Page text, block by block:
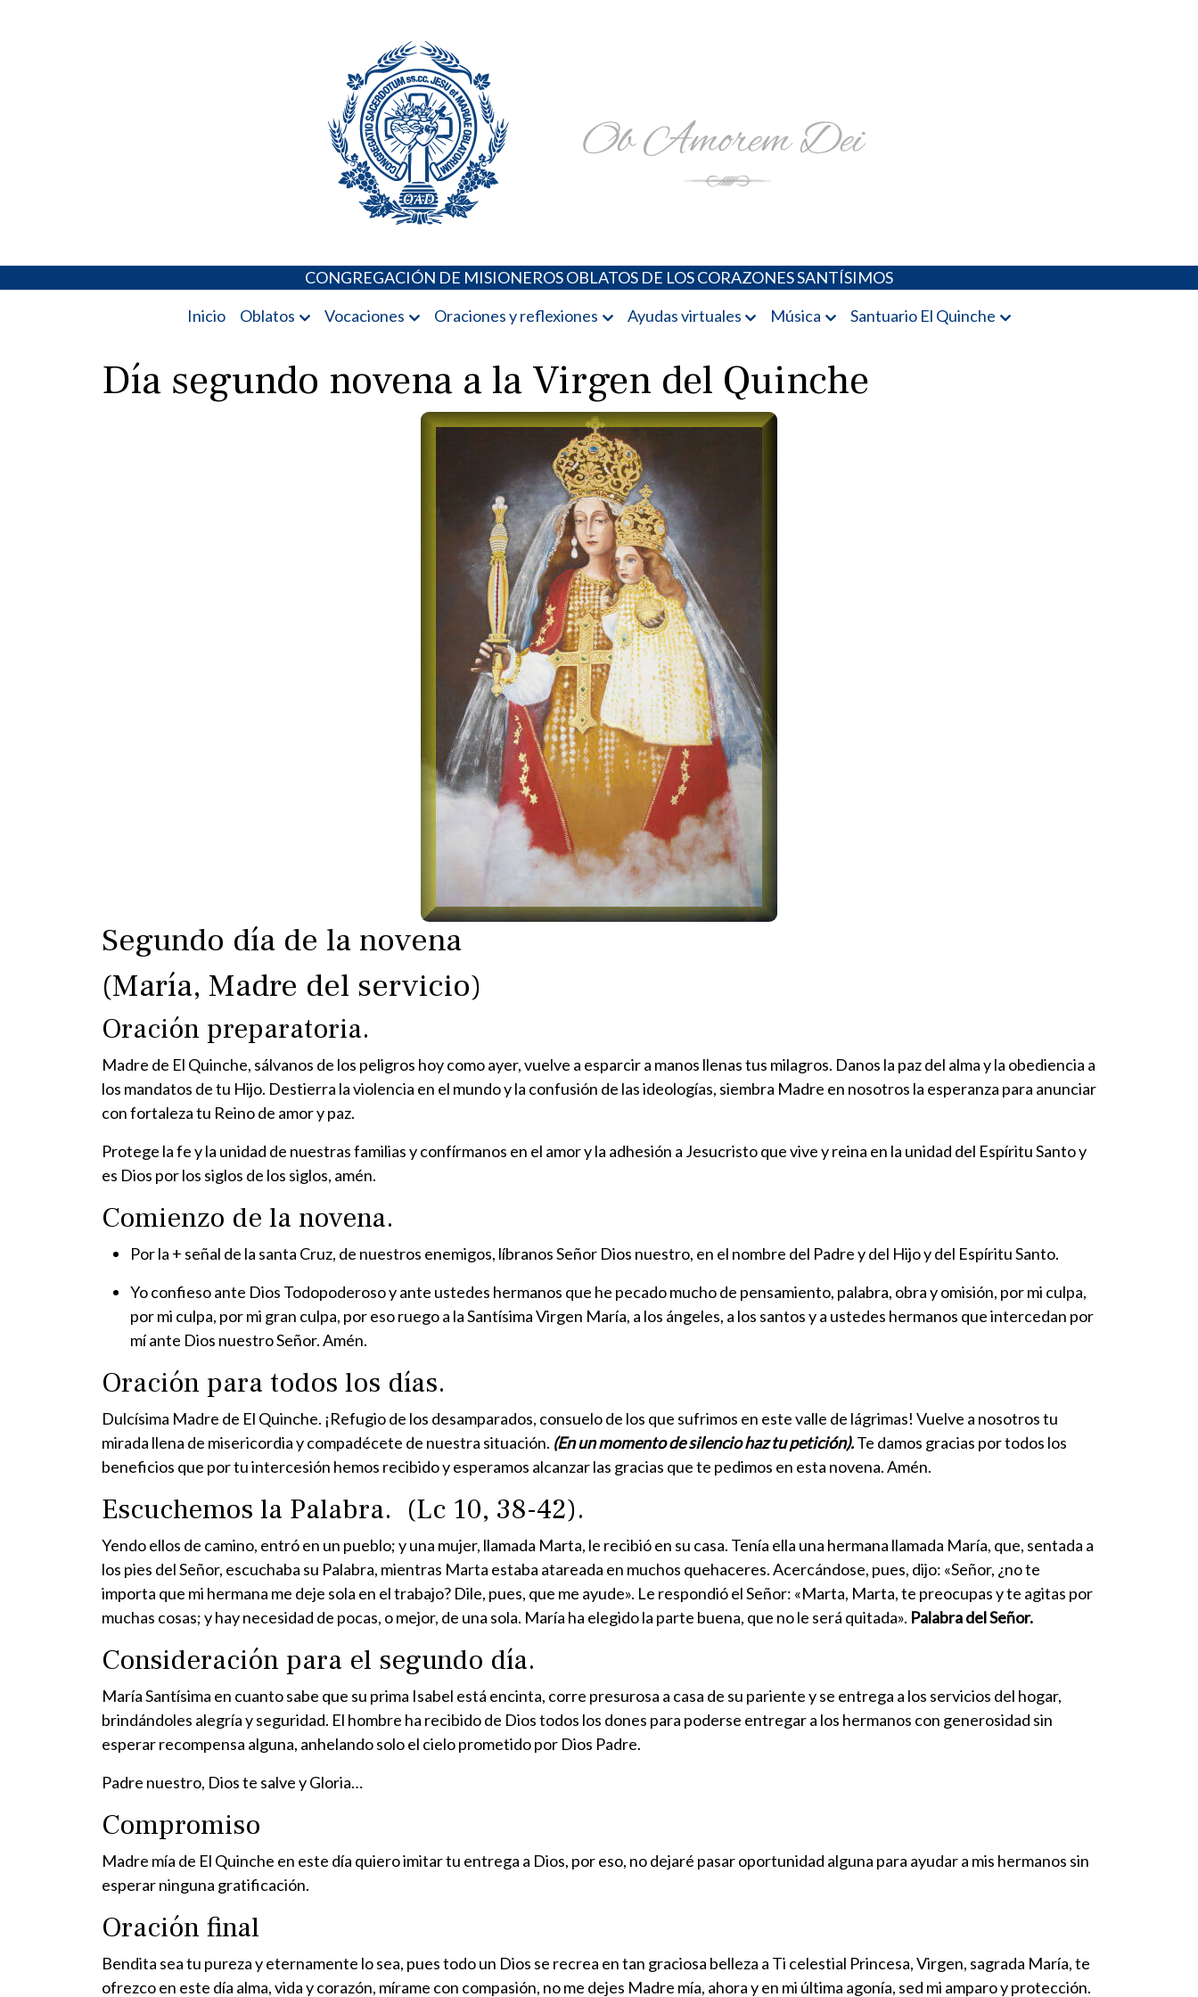
CONGREGACIÓN DE MISIONEROS OBLATOS DE LOS CORAZONES SANTÍSIMOS
Inicio
Oblatos Vocaciones Oraciones y reflexiones Ayudas virtuales Música Santuario El Quinche
Día segundo novena a la Virgen del Quinche
Segundo día de la novena
(María, Madre del servicio)
Oración preparatoria.
Madre de El Quinche, sálvanos de los peligros hoy como ayer, vuelve a esparcir a manos llenas tus milagros. Danos la paz del alma y la obediencia a
los mandatos de tu Hijo. Destierra la violencia en el mundo y la confusión de las ideologías, siembra Madre en nosotros la esperanza para anunciar
con fortaleza tu Reino de amor y paz.
Protege la fe y la unidad de nuestras familias y confírmanos en el amor y la adhesión a Jesucristo que vive y reina en la unidad del Espíritu Santo y
es Dios por los siglos de los siglos, amén.
Comienzo de la novena.
Por la + señal de la santa Cruz, de nuestros enemigos, líbranos Señor Dios nuestro, en el nombre del Padre y del Hijo y del Espíritu Santo.
Yo confieso ante Dios Todopoderoso y ante ustedes hermanos que he pecado mucho de pensamiento, palabra, obra y omisión, por mi culpa,
por mi culpa, por mi gran culpa, por eso ruego a la Santísima Virgen María, a los ángeles, a los santos y a ustedes hermanos que intercedan por
mí ante Dios nuestro Señor. Amén.
Oración para todos los días.
Dulcísima Madre de El Quinche. ¡Refugio de los desamparados, consuelo de los que sufrimos en este valle de lágrimas! Vuelve a nosotros tu
mirada llena de misericordia y compadécete de nuestra situación. (En un momento de silencio haz tu petición).Te damos gracias por todos los
benefi­cios que por tu intercesión hemos recibido y espe­ramos alcanzar las gracias que te pedimos en esta novena. Amén.
Escuchemos la Palabra. (Lc 10, 38-42).
Yendo ellos de camino, entró en un pueblo; y una mujer, llamada Marta, le recibió en su casa. Tenía ella una hermana llamada María, que, sentada a
los pies del Señor, escuchaba su Palabra, mientras Marta estaba atareada en muchos quehaceres. Acercándose, pues, dijo: «Señor, ¿no te
importa que mi hermana me deje sola en el trabajo? Dile, pues, que me ayude». Le respondió el Señor: «Marta, Marta, te preocupas y te agitas por
muchas cosas; y hay necesidad de pocas, o mejor, de una sola. María ha elegido la parte buena, que no le será quitada». Palabra del Señor.
Consideración para el segundo día.
María Santísima en cuanto sabe que su prima Isabel está encinta, corre presurosa a casa de su pariente y se entrega a los servicios del hogar,
brindándoles alegría y seguridad. El hombre ha re­cibido de Dios todos los dones para poderse entregar a los hermanos con generosidad sin
esperar recompensa alguna, anhelando solo el cielo prometido por Dios Padre.
Padre nuestro, Dios te salve y Gloria…
Compromiso
Madre mía de El Quinche en este día quiero imitar tu entrega a Dios, por eso, no dejaré pasar oportunidad alguna para ayudar a mis herma­nos sin
esperar ninguna gratificación.
Oración final
Bendita sea tu pureza y eternamente lo sea, pues todo un Dios se recrea en tan graciosa belleza a Ti celestial Princesa, Virgen, sagrada María, te
ofrezco en este día alma, vida y corazón, mírame con compasión, no me dejes Madre mía, ahora y en mi última agonía, sed mi amparo y protección.